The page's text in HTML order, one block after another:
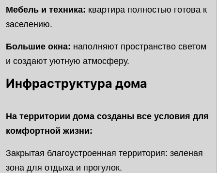
Мебель и техника: квартира полностью готова к
заселению.
Большие окна: наполняют пространство светом
и создают уютную атмосферу.
Инфраструктура дома
На территории дома созданы все условия для
комфортной жизни:
Закрытая благоустроенная территория: зеленая
зона для отдыха и прогулок.